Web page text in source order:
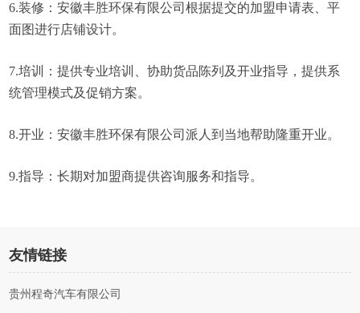
6.装修：安徽丰胜环保有限公司根据提交的加盟申请表、平
面图进行店铺设计。
7.培训：提供专业培训、协助货品陈列及开业指导，提供系
统管理模式及促销方案。
8.开业：安徽丰胜环保有限公司派人到当地帮助隆重开业。
9.指导：长期对加盟商提供咨询服务和指导。
友情链接
贵州程奇汽车有限公司